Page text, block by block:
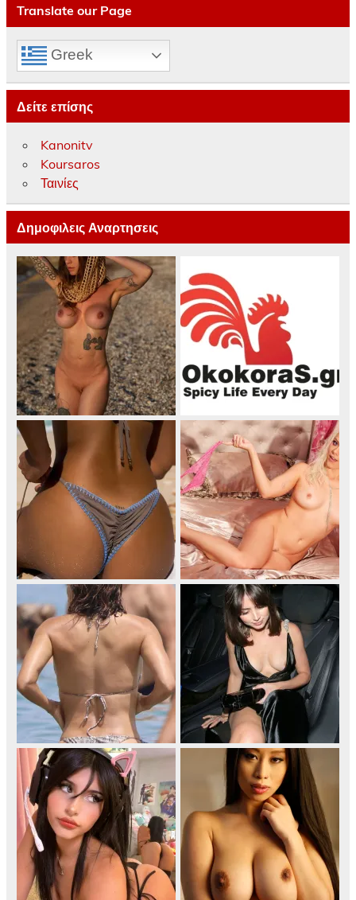
Translate our Page
Greek
Δείτε επίσης
Kanonitv
Koursaros
Ταινίες
Δημοφιλεις Αναρτησεις